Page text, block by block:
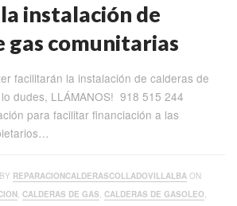
instalación de
gas comunitarias
facilitarán la instalación de calderas de
dudes, LLÁMANOS! 918 515 244
para facilitar financiación a las
REPARACIONCALDERASCOLLADOVILLALBA ON
, CALDERAS DE GAS, CALDERAS DE GASOLEO,